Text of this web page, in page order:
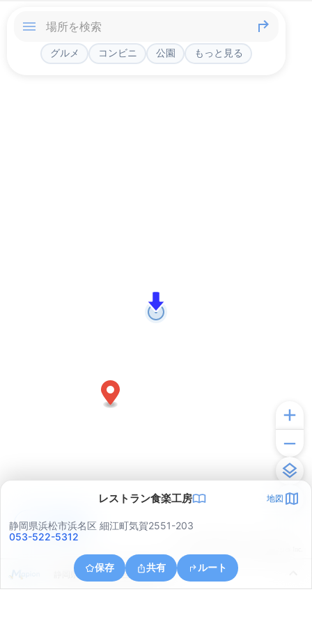
グルメ コンビニ 公園 もっと見る
レストラン食楽工房 地図
静岡県浜松市浜名区 細江町気賀2551-203
053-522-5312
保存 共有 ルート
静岡県浜松市浜名区細江町中川
アプリで見る